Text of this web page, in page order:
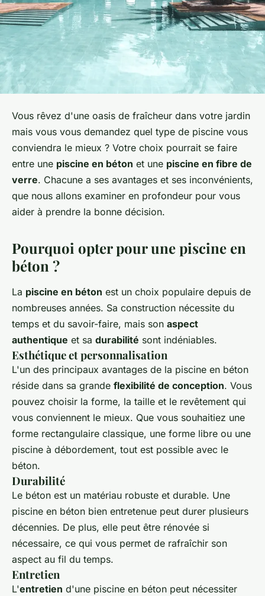
Vous rêvez d'une oasis de fraîcheur dans votre jardin
mais vous vous demandez quel type de piscine vous
conviendra le mieux ? Votre choix pourrait se faire
entre une piscine en béton et une piscine en fibre de
verre. Chacune a ses avantages et ses inconvénients,
que nous allons examiner en profondeur pour vous
aider à prendre la bonne décision.
Pourquoi opter pour une piscine en
béton ?
La piscine en béton est un choix populaire depuis de
nombreuses années. Sa construction nécessite du
temps et du savoir-faire, mais son aspect
authentique et sa durabilité sont indéniables.
Esthétique et personnalisation
L'un des principaux avantages de la piscine en béton
réside dans sa grande flexibilité de conception. Vous
pouvez choisir la forme, la taille et le revêtement qui
vous conviennent le mieux. Que vous souhaitiez une
forme rectangulaire classique, une forme libre ou une
piscine à débordement, tout est possible avec le
béton.
Durabilité
Le béton est un matériau robuste et durable. Une
piscine en béton bien entretenue peut durer plusieurs
décennies. De plus, elle peut être rénovée si
nécessaire, ce qui vous permet de rafraîchir son
aspect au fil du temps.
Entretien
L'entretien d'une piscine en béton peut nécessiter